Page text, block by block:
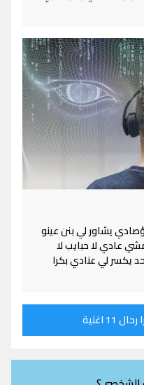
يشاور لي بنن عينو
عادي لا حبايب لا
يكسر لي عنادي بكرا
اغنية